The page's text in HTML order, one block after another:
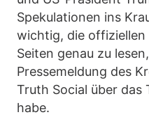
Spekulationen ins
wichtig, die offiziellen
Seiten genau zu
Pressemeldung des
Truth Social über das
habe.